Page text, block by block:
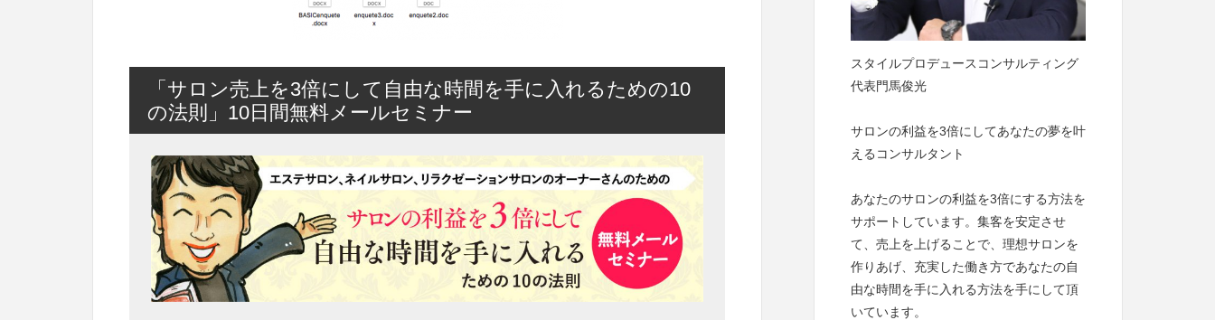
「サロン売上を3倍にして自由な時間を手に入れるための10
の法則」10日間無料メールセミナー
スタイルプロデュースコンサルティング
代表門馬俊光
サロンの利益を3倍にしてあなたの夢を叶
えるコンサルタント
あなたのサロンの利益を3倍にする方法を
サポートしています。集客を安定させ
て、売上を上げることで、理想サロンを
作りあげ、充実した働き方であなたの自
由な時間を手に入れる方法を手にして頂
いています。